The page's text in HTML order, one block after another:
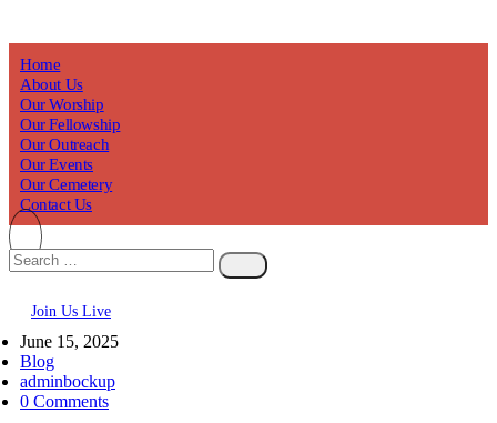
Home
About Us
Our Worship
Our Fellowship
Our Outreach
Our Events
Our Cemetery
Contact Us
Join Us Live
June 15, 2025
Blog
adminbockup
0 Comments